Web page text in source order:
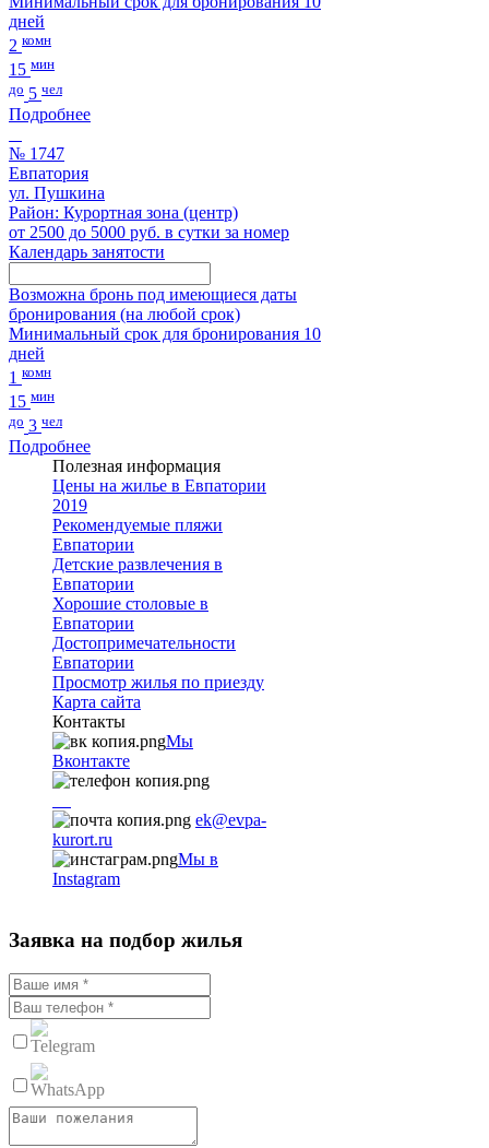
дней
2 комн
15 мин
до 5 чел
Подробнее
№ 1747
Евпатория
ул. Пушкина
Район: Курортная зона (центр)
от 2500 до 5000 руб. в сутки за номер
Календарь занятости
Возможна бронь под имеющиеся даты
бронирования (на любой срок)
Минимальный срок для бронирования 10
дней
1 комн
15 мин
до 3 чел
Подробнее
Полезная информация
Цены на жилье в Евпатории
2019
Рекомендуемые пляжи
Евпатории
Детские развлечения в
Евпатории
Хорошие столовые в
Евпатории
Достопримечательности
Евпатории
Просмотр жилья по приезду
Карта сайта
Контакты
Мы
Вконтакте
ek@evpa-
kurort.ru
Мы в
Instagram
Заявка на подбор жилья